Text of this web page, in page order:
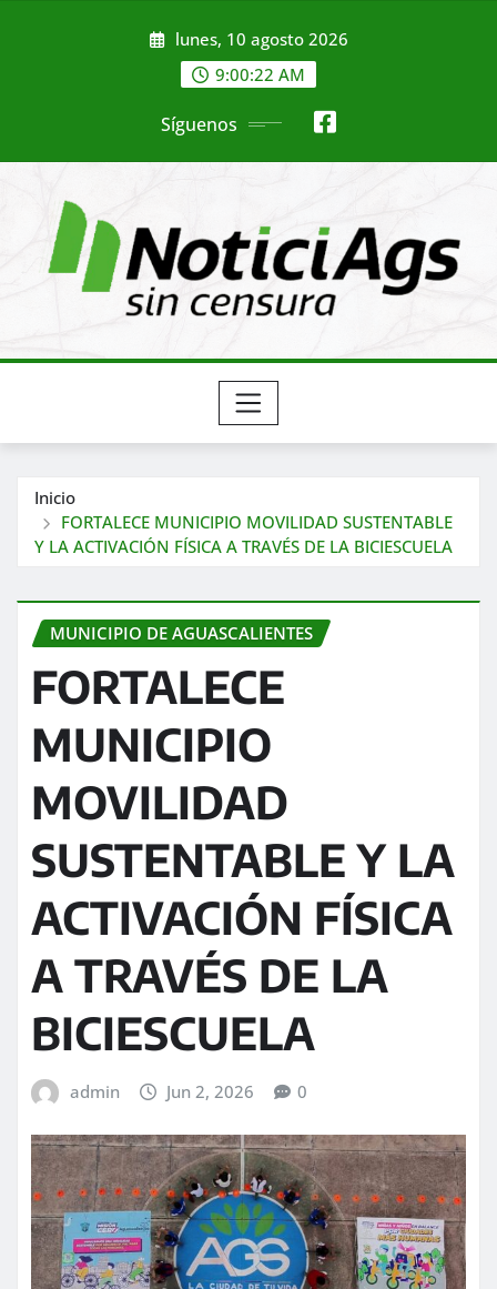
lunes, 10 agosto 2026
9:00:24 AM
Síguenos
Inicio
FORTALECE MUNICIPIO MOVILIDAD SUSTENTABLE
Y LA ACTIVACIÓN FÍSICA A TRAVÉS DE LA BICIESCUELA
MUNICIPIO DE AGUASCALIENTES
FORTALECE
MUNICIPIO
MOVILIDAD
SUSTENTABLE Y LA
ACTIVACIÓN FÍSICA
A TRAVÉS DE LA
BICIESCUELA
admin Jun 2, 2026 0